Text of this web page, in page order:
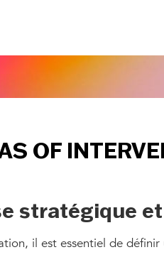
OF
stratégique
il est essentiel de